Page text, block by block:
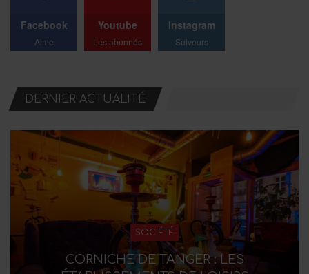
Facebook
Aime
Youtube
Les abonnés
Instagram
Suiveurs
DERNIER ACTUALITÉ
SOCIÉTÉ
CORNICHE DE TANGER : LES